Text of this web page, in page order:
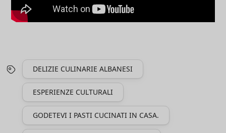
DELIZIE CULINARIE ALBANESI
ESPERIENZE CULTURALI
GODETEVI I PASTI CUCINATI IN CASA.